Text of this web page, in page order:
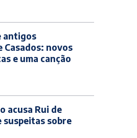
antigos
novos
e uma canção
acusa Rui de
sobre